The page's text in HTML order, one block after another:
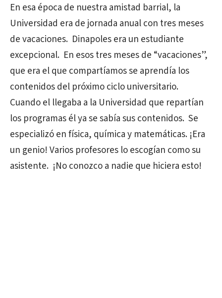
En esa época de nuestra amistad barrial, la
Universidad era de jornada anual con tres meses
de vacaciones. Dinapoles era un estudiante
excepcional. En esos tres meses de “vacaciones”,
que era el que compartíamos se aprendía los
contenidos del próximo ciclo universitario.
Cuando el llegaba a la Universidad que repartían
los programas él ya se sabía sus contenidos. Se
especializó en física, química y matemáticas. ¡Era
un genio! Varios profesores lo escogían como su
asistente. ¡No conozco a nadie que hiciera esto!